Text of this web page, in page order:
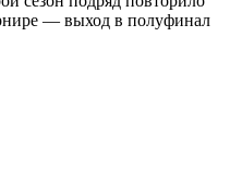
— выход в полуфинал